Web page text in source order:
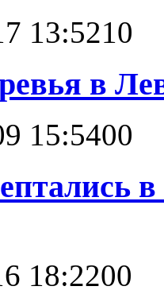
13:5210
в
15:5400
18:2200